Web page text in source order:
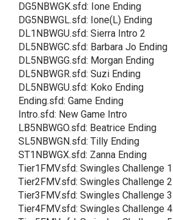
DG5NBWGK.sfd: Ione Ending
DG5NBWGL.sfd: Ione(L) Ending
DL1NBWGU.sfd: Sierra Intro 2
DL5NBWGC.sfd: Barbara Jo Ending
DL5NBWGG.sfd: Morgan Ending
DL5NBWGR.sfd: Suzi Ending
DL5NBWGU.sfd: Koko Ending
Ending.sfd: Game Ending
Intro.sfd: New Game Intro
LB5NBWGO.sfd: Beatrice Ending
SL5NBWGN.sfd: Tilly Ending
ST1NBWGX.sfd: Zanna Ending
Tier1FMV.sfd: Swingles Challenge 1
Tier2FMV.sfd: Swingles Challenge 2
Tier3FMV.sfd: Swingles Challenge 3
Tier4FMV.sfd: Swingles Challenge 4